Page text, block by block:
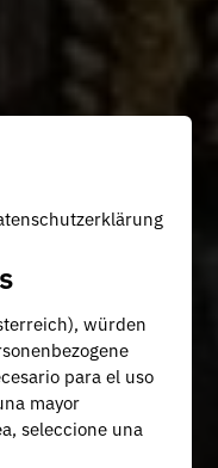
würden
para el uso
mayor
seleccione una